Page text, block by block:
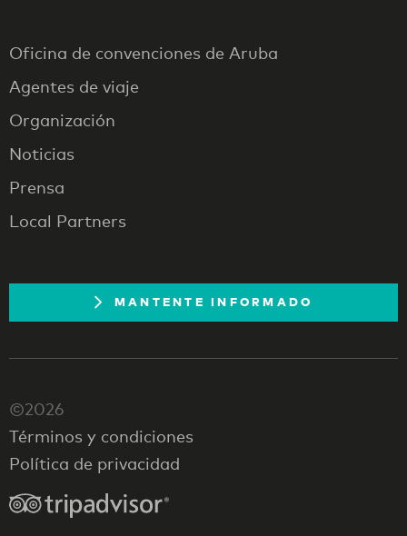
Oficina de convenciones de Aruba
Agentes de viaje
Organización
Noticias
Prensa
Local Partners
MANTENTE INFORMADO
©2026
Términos y condiciones
Política de privacidad